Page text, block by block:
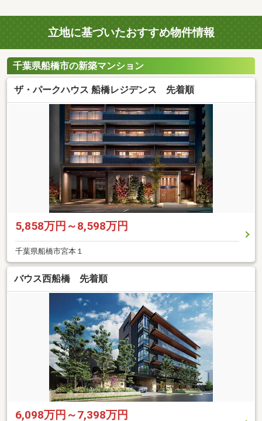
立地に基づいたおすすめ物件情報
千葉県船橋市の新築マンション
ザ・パークハウス 船橋レジデンス 先着順
5,858万円～8,598万円
千葉県船橋市宮本１
バウス西船橋 先着順
6,098万円～7,398万円